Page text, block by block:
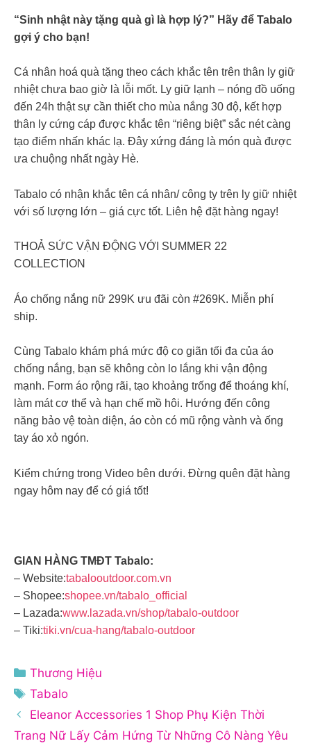
“Sinh nhật này tặng quà gì là hợp lý?” Hãy để Tabalo
gợi ý cho bạn!
Cá nhân hoá quà tặng theo cách khắc tên trên thân ly giữ
nhiệt chưa bao giờ là lỗi mốt. Ly giữ lạnh – nóng đồ uống
đến 24h thật sự cần thiết cho mùa nắng 30 độ, kết hợp
thân ly cứng cáp được khắc tên “riêng biệt” sắc nét càng
tạo điểm nhấn khác lạ. Đây xứng đáng là món quà được
ưa chuộng nhất ngày Hè.
Tabalo có nhận khắc tên cá nhân/ công ty trên ly giữ nhiệt
với số lượng lớn – giá cực tốt. Liên hệ đặt hàng ngay!
THOẢ SỨC VẬN ĐỘNG VỚI SUMMER 22
COLLECTION
Áo chống nắng nữ 299K ưu đãi còn #269K. Miễn phí
ship.
Cùng Tabalo khám phá mức độ co giãn tối đa của áo
chống nắng, bạn sẽ không còn lo lắng khi vận động
mạnh. Form áo rộng rãi, tạo khoảng trống để thoáng khí,
làm mát cơ thể và hạn chế mồ hôi. Hướng đến công
năng bảo vệ toàn diện, áo còn có mũ rộng vành và ống
tay áo xỏ ngón.
Kiểm chứng trong Video bên dưới. Đừng quên đặt hàng
ngay hôm nay để có giá tốt!
GIAN HÀNG TMĐT Tabalo:
– Website:tabalooutdoor.com.vn
– Shopee:shopee.vn/tabalo_official
– Lazada:www.lazada.vn/shop/tabalo-outdoor
– Tiki:tiki.vn/cua-hang/tabalo-outdoor
Danh
mục
Thương Hiệu
Thẻ
Tabalo
Eleanor Accessories 1 Shop Phụ Kiện Thời
Trang Nữ Lấy Cảm Hứng Từ Những Cô Nàng Yêu